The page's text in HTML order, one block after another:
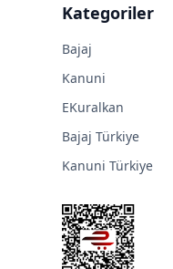
Kategoriler
Bajaj
Kanuni
EKuralkan
Bajaj Türkiye
Kanuni Türkiye